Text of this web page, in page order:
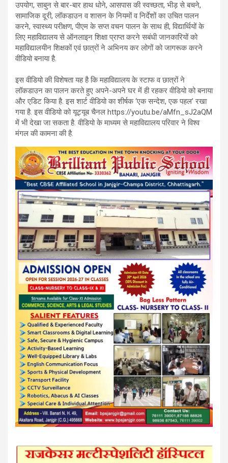
उपयोग, साबुन से बार-बार हाथ धोने, आसपास की स्वच्छता, भीड़ से बचने,
सामाजिक दूरी, लॉकडाउन व शासन के नियमों व निर्देशों का उचित पालन
करने, स्वास्थ्य परीक्षण, पीएम के सप्त वचन पालन के साथ ही, विद्यार्थियों के
लिए महाविद्यालय से ऑनलाइन शिक्षा प्राप्त करने सबंधी जानकारियों को
महाविद्यालयीन शिक्षकों एवं छात्रों ने अभिनय कर लोगों को जागरूक करने
वीडियो बनाया है.
इस वीडियो की विशेषता यह है कि महाविद्यालय के स्टाफ व छात्रों ने
लॉकडाउन का पालन करते हुए अपने-अपने घर में ही रहकर वीडियो को बनाया
और एडिट किया है. इस शार्ट वीडियो का शीर्षक ‘एक सन्देश, एक पहल’ रखा
गया है. इस वीडियो को यूट्यूब चैनल https://youtu.be/aMfn_sJ2aQM
में भी देखा जा सकता है. वीडियो के माध्यम से महाविद्यालय परिवार ने विश्व
मंगल की कामना की है.